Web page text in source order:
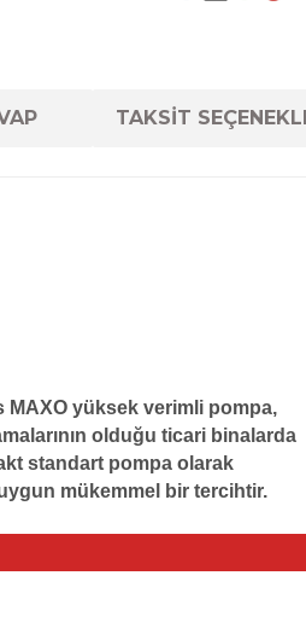
TAKSİT
MAXO yüksek verimli pompa,
olduğu ticari binalarda
standart pompa olarak
mükemmel bir tercihtir.